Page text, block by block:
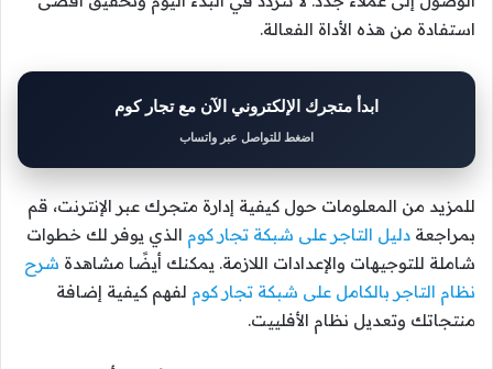
استفادة من هذه الأداة الفعالة.
ابدأ متجرك الإلكتروني الآن مع تجار كوم
اضغط للتواصل عبر واتساب
للمزيد من المعلومات حول كيفية إدارة متجرك عبر الإنترنت، قم
بمراجعة دليل التاجر على شبكة تجار كوم الذي يوفر لك خطوات
شاملة للتوجيهات والإعدادات اللازمة. يمكنك أيضًا مشاهدة شرح
نظام التاجر بالكامل على شبكة تجار كوم لفهم كيفية إضافة
منتجاتك وتعديل نظام الأفلييت.